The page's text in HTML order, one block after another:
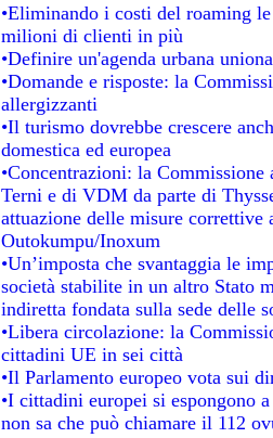
•Eliminando i costi del roaming
milioni di clienti in più
•Definire un'agenda urbana
•Domande e risposte: la
allergizzanti
•Il turismo dovrebbe crescere
domestica ed europea
•Concentrazioni: la
Terni e di VDM da parte di
attuazione delle misure correttive
Outokumpu/Inoxum
•Un’imposta che svantaggia le
società stabilite in un altro Stato
indiretta fondata sulla sede delle
•Libera circolazione: la
cittadini UE in sei città
•Il Parlamento europeo vota sui
•I cittadini europei si espongono
non sa che può chiamare il 112